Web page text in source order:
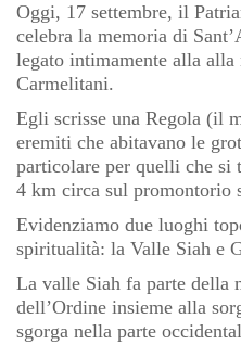
Oggi, 17 settembre, il
celebra la memoria di
legato intimamente alla alla
Carmelitani.
Egli scrisse una Regola (il
eremiti che abitavano le
particolare per quelli che si
4 km circa sul promontorio
Evidenziamo due luoghi
spiritualità: la Valle Siah e
La valle Siah fa parte della
dell’Ordine insieme alla
sgorga nella parte